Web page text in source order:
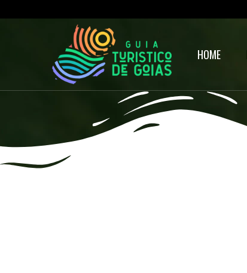
HOME